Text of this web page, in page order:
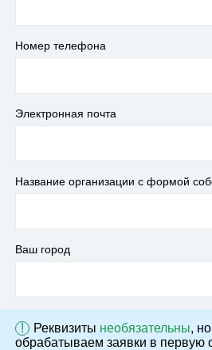
Номер телефона
Электронная почта
Название организации с формой
Ваш город
! Реквизиты необязательны,
обрабатываем заявки в первую